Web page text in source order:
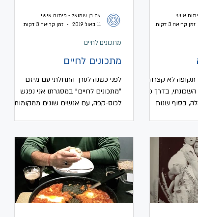
תקופה לא קצרה,
בדרך כלל
בסוף שנות
אישי
זמן קריאה 3 דקות
מתכונים לחיים
לפני כשנה לערך התחלתי עם מיזם
"מתכונים לחיים" במסגרתו אני נפגש
לכוס-קפה, עם אנשים שונים ממקומות
מתכונים לחיים
צח בן שמואל - פיתוח אישי
11 באוג׳ 2019
זמן קריאה 3 דקות